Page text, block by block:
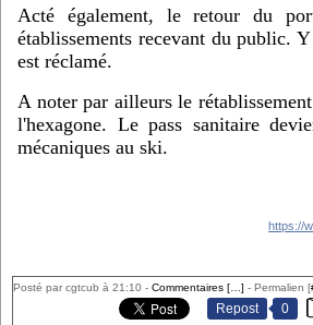
Acté également, le retour du
établissements recevant du public.
est réclamé.
A noter par ailleurs le
l'hexagone. Le pass sanitaire
mécaniques au ski.
https://
Posté par cgtcub à 21:10 - Commentaires [ ] - Permalien [
Repost 0